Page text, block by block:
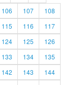
106 107
108
115 116
117
124 125
126
133 134
135
142 143
144